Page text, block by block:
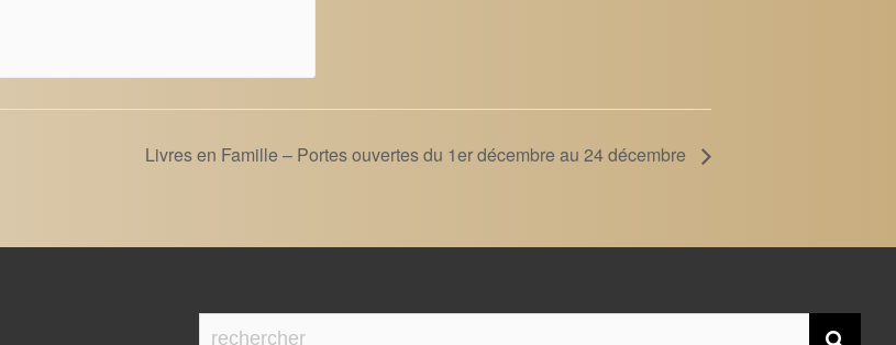
Livres en Famille – Portes ouvertes du 1er décembre au 24 décembre